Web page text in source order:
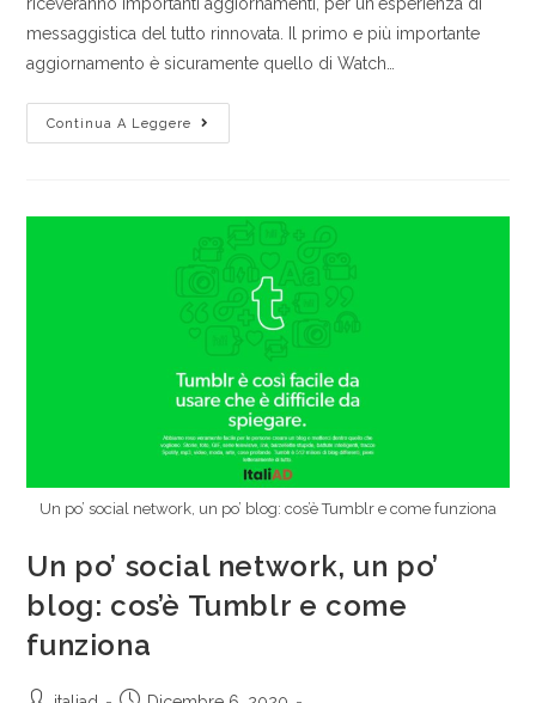
messaggistica del tutto rinnovata. Il primo e più importante
aggiornamento è sicuramente quello di Watch…
Continua A Leggere
Un po’ social network, un po’ blog: cos’è Tumblr e come funziona
Un po’ social network, un po’
blog: cos’è Tumblr e come
funziona